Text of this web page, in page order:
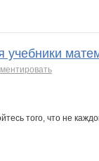
того, что не